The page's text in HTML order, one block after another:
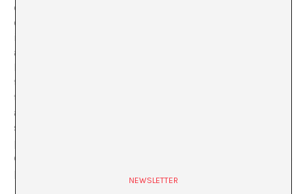
devastadora crisis económica a la vez que ironiza sobre
el valor cambiante del dinero: la cantidad de billetes de
inti en la pared equivaldría a un millón de dólares
americanos en 1986, año de nacimiento del artista. Así,
haciéndose propias las vicisitudes del inti y
trasladando esa historia a otro contexto espacial y
temporal, Carrasco consigue hacernos reflexionar
acerca del valor del dinero, de la complejidad de un
sistema económico que no todo ciudadano de a pie
puede llegar a comprender y de la arbitrariedad de
ciertas decisiones políticas que pueden llevar a todo un
país a la quiebra y a sus habitantes a la ruina absoluta.
NEWSLETTER